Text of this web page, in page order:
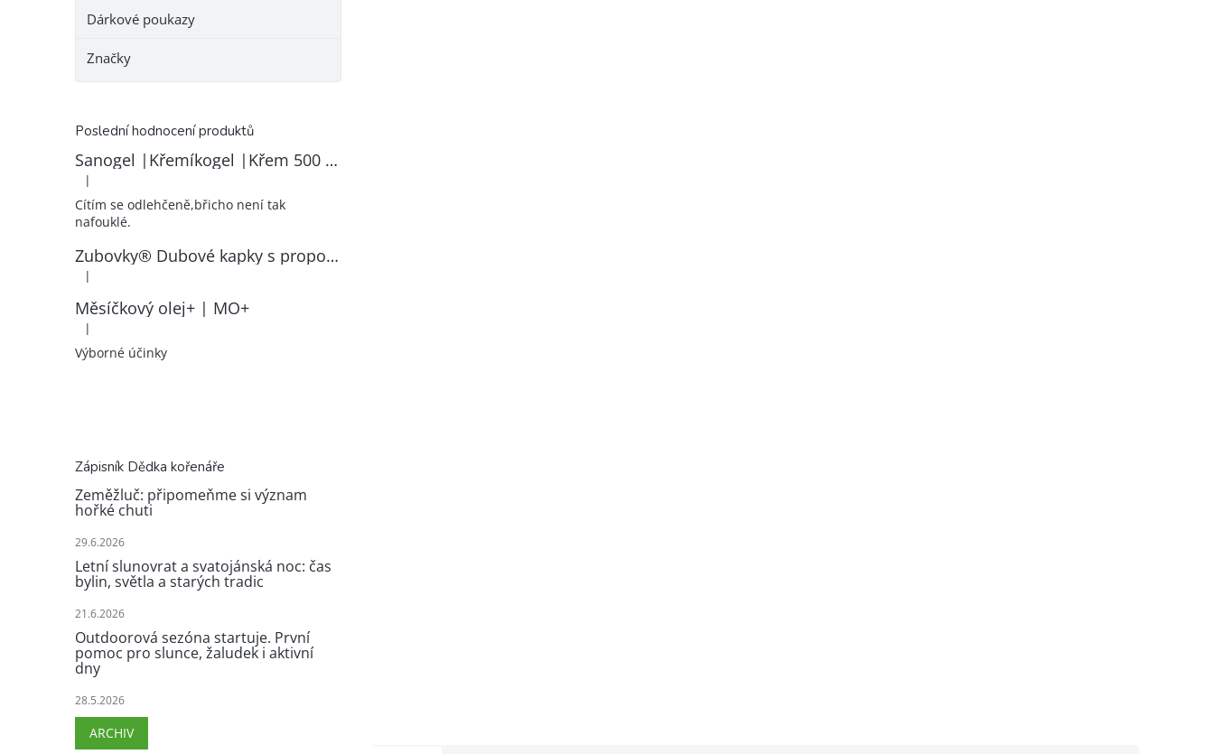
Dárkové poukazy
Značky
Poslední hodnocení produktů
Sanogel |Křemíkogel |Křem 500 ml
Hodnocení produktu je 5 z 5 hvězdiček.
|
Cítím se odlehčeně,břicho není tak
nafouklé.
Zubovky® Dubové kapky s propolisem | RK–ZP
Hodnocení produktu je 5 z 5 hvězdiček.
|
Měsíčkový olej+ | MO+
Hodnocení produktu je 5 z 5 hvězdiček.
|
Výborné účinky
Zápisník Dědka kořenáře
Zeměžluč: připomeňme si význam
hořké chuti
29.6.2026
Letní slunovrat a svatojánská noc: čas
bylin, světla a starých tradic
21.6.2026
Outdoorová sezóna startuje. První
pomoc pro slunce, žaludek i aktivní
dny
28.5.2026
ARCHIV